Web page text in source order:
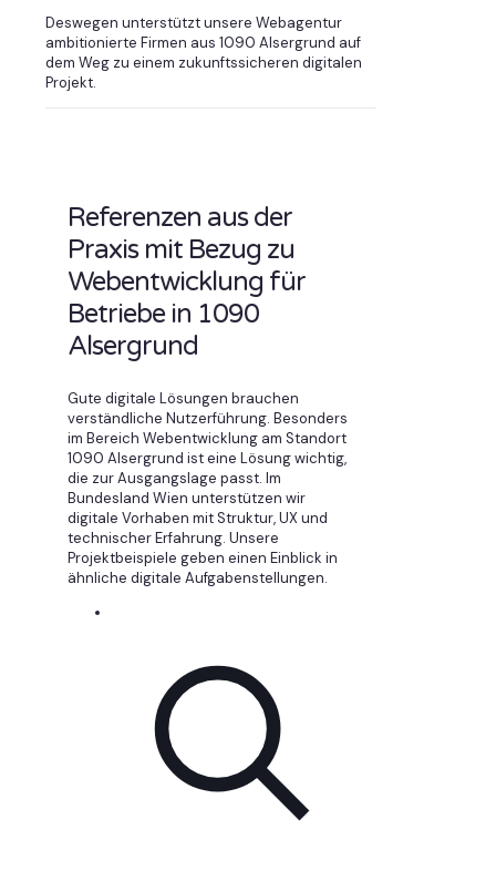
Deswegen unterstützt unsere Webagentur
ambitionierte Firmen aus 1090 Alsergrund auf
dem Weg zu einem zukunftssicheren digitalen
Projekt.
Referenzen aus der
Praxis mit Bezug zu
Webentwicklung für
Betriebe in 1090
Alsergrund
Gute digitale Lösungen brauchen
verständliche Nutzerführung. Besonders
im Bereich Webentwicklung am Standort
1090 Alsergrund ist eine Lösung wichtig,
die zur Ausgangslage passt. Im
Bundesland Wien unterstützen wir
digitale Vorhaben mit Struktur, UX und
technischer Erfahrung. Unsere
Projektbeispiele geben einen Einblick in
ähnliche digitale Aufgabenstellungen.